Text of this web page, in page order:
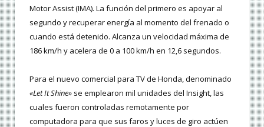
Motor Assist (IMA). La función del primero es apoyar al
segundo y recuperar energía al momento del frenado o
cuando está detenido. Alcanza un velocidad máxima de
186 km/h y acelera de 0 a 100 km/h en 12,6 segundos.
Para el nuevo comercial para TV de Honda, denominado
«Let It Shine» se emplearon mil unidades del Insight, las
cuales fueron controladas remotamente por
computadora para que sus faros y luces de giro actúen